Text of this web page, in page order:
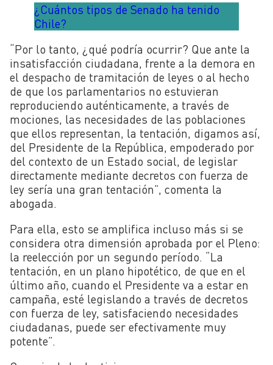
¿Cuántos tipos de Senado ha tenido
Chile?
“Por lo tanto, ¿qué podría ocurrir? Que ante la
insatisfacción ciudadana, frente a la demora en
el despacho de tramitación de leyes o al hecho
de que los parlamentarios no estuvieran
reproduciendo auténticamente, a través de
mociones, las necesidades de las poblaciones
que ellos representan, la tentación, digamos así,
del Presidente de la República, empoderado por
del contexto de un Estado social, de legislar
directamente mediante decretos con fuerza de
ley sería una gran tentación”, comenta la
abogada.
Para ella, esto se amplifica incluso más si se
considera otra dimensión aprobada por el Pleno:
la reelección por un segundo período. “La
tentación, en un plano hipotético, de que en el
último año, cuando el Presidente va a estar en
campaña, esté legislando a través de decretos
con fuerza de ley, satisfaciendo necesidades
ciudadanas, puede ser efectivamente muy
potente”.